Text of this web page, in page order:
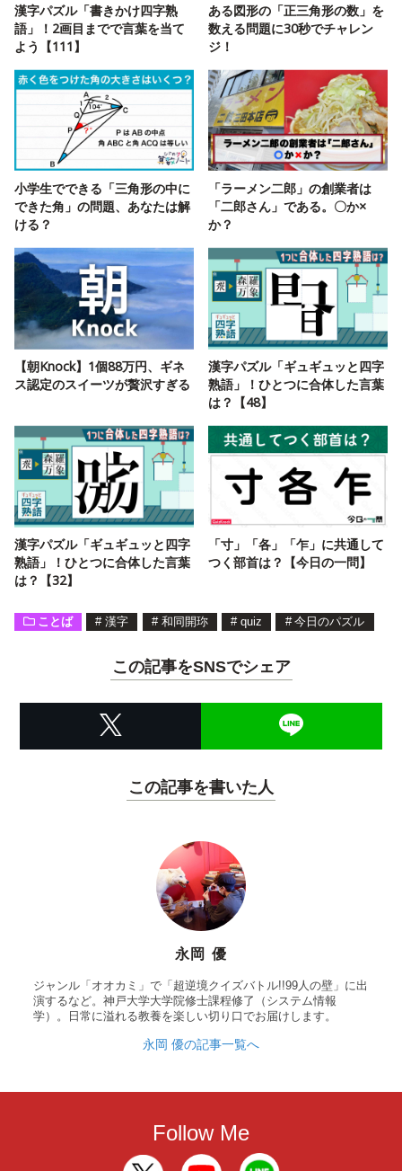
漢字パズル「書きかけ四字熟
語」！2画目までで言葉を当て
よう【111】
ある図形の「正三角形の数」を
数える問題に30秒でチャレン
ジ！
小学生でできる「三角形の中に
できた角」の問題、あなたは解
ける？
「ラーメン二郎」の創業者は
「二郎さん」である。〇か×
か？
【朝Knock】1個88万円、ギネ
ス認定のスイーツが贅沢すぎる
漢字パズル「ギュギュッと四字
熟語」！ひとつに合体した言葉
は？【48】
漢字パズル「ギュギュッと四字
熟語」！ひとつに合体した言葉
は？【32】
「寸」「各」「乍」に共通して
つく部首は？【今日の一問】
ことば # 漢字 # 和同開珎 # quiz # 今日のパズル
この記事をSNSでシェア
この記事を書いた人
永岡 優
ジャンル「オオカミ」で「超逆境クイズバトル!!99人の壁」に出
演するなど。神戸大学大学院修士課程修了（システム情報
学）。日常に溢れる教養を楽しい切り口でお届けします。
永岡 優の記事一覧へ
Follow Me